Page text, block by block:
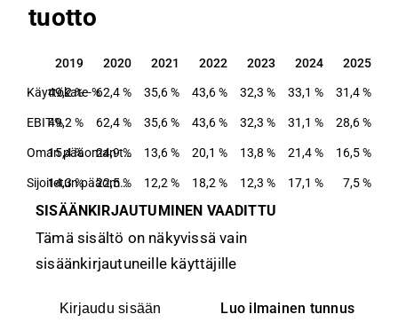
tuotto
2019 2020 2021 2022 2023 2024 2025
2019 2020 2021 2022 2023 2024 2025
Käyttökate-%
49,2 % 62,4 % 35,6 % 43,6 % 32,3 % 33,1 % 31,4 %
EBIT-%49,2 % 62,4 % 35,6 % 43,6 % 32,3 % 31,1 % 28,6 %
Oman pääoman tuotto-%
15,4 % 24,9 % 13,6 % 20,1 % 13,8 % 21,4 % 16,5 %
Sijoitetun pääoman tuotto-%
14,3 % 22,5 % 12,2 % 18,2 % 12,3 % 17,1 % 7,5 %
SISÄÄNKIRJAUTUMINEN VAADITTU
Tämä sisältö on näkyvissä vain
sisäänkirjautuneille käyttäjille
Kirjaudu sisään Luo ilmainen tunnus